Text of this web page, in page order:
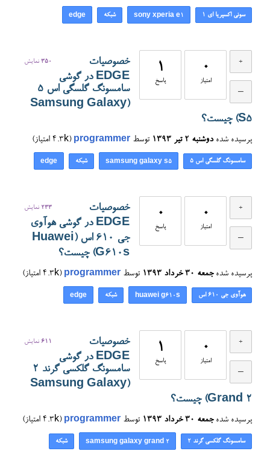
سونی اکسپریا ای ۱ sony xperia e1 شبکه edge
0
امتیاز
1
پاسخ
350 نمایش
خصوصیات
EDGE در گوشی
سامسونگ گلسگی اس ۵
(Samsung Galaxy
S5) چیست؟
پرسیده شده دوشنبه ۲ تیر ۱۳۹۳ توسط programmer
(
4.3k امتیاز)
سامسونگ گلسگی اس ۵ samsung galaxy s5 شبکه edge
0
امتیاز
0
پاسخ
233 نمایش
خصوصیات
EDGE در گوشی هوآوی
جی ۶۱۰ اس (Huawei
G610s) چیست؟
پرسیده شده جمعه ۳۰ خرداد ۱۳۹۳ توسط programmer
(
4.3k امتیاز)
هوآوی جی ۶۱۰ اس huawei g610s شبکه edge
0
امتیاز
1
پاسخ
611 نمایش
خصوصیات
EDGE در گوشی
سامسونگ گلکسی گرند 2
(Samsung Galaxy
Grand 2) چیست؟
پرسیده شده جمعه ۳۰ خرداد ۱۳۹۳ توسط programmer
(
4.3k امتیاز)
سامسونگ گلکسی گرند 2 samsung galaxy grand 2 شبکه